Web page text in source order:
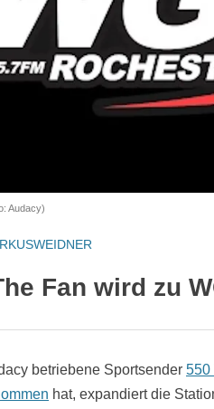
Audacy)
Fan wird zu
betriebene Sportsender 550
hat, expandiert die